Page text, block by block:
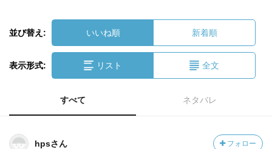
並び替え: いいね順 新着順
表示形式: リスト 全文
すべて ネタバレ
hpsさん フォロー